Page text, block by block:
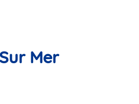
Mer